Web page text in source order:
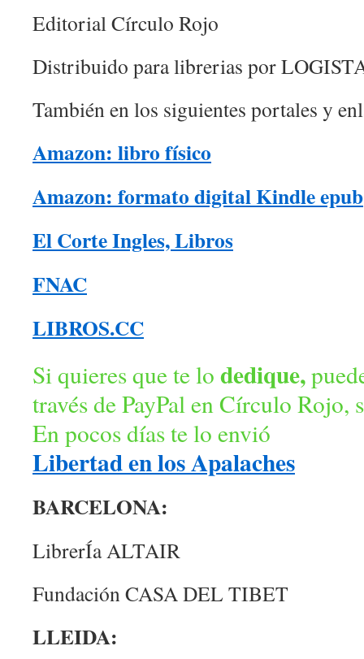
Editorial Círculo Rojo
Distribuido para librerias por
También en los siguientes portales y
Amazon: libro físico
Amazon: formato digital Kindle epub
El Corte Ingles, Libros
FNAC
LIBROS.CC
Si quieres que te lo dedique,
través de PayPal en Círculo Rojo,
En pocos días te lo envió
Libertad en los Apalaches
BARCELONA:
LibrerÍa ALTAIR
Fundación CASA DEL TIBET
LLEIDA: